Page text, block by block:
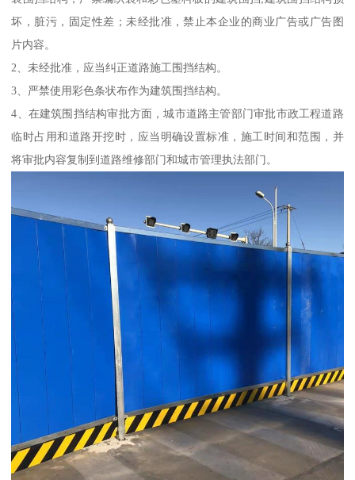
坏，脏污，固定性差；未经批准，禁止本企业的商业广告或广告图
片内容。
2、未经批准，应当纠正道路施工围挡结构。
3、严禁使用彩色条状布作为建筑围挡结构。
4、在建筑围挡结构审批方面，城市道路主管部门审批市政工程道路
临时占用和道路开挖时，应当明确设置标准，施工时间和范围，并
将审批内容复制到道路维修部门和城市管理执法部门。